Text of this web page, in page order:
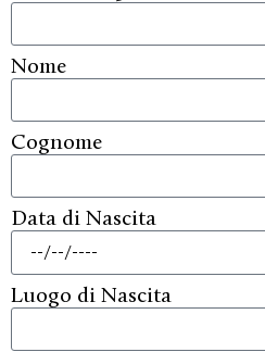
Nome
Cognome
Data di Nascita
Luogo di Nascita